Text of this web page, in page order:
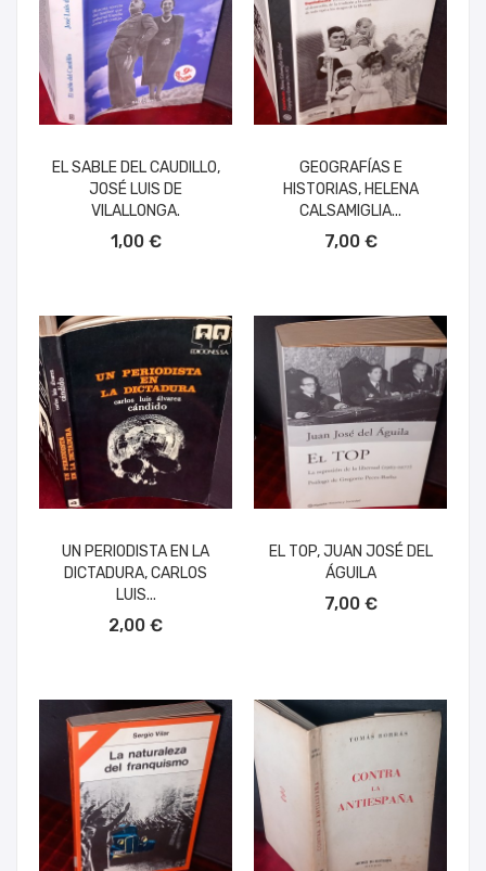
EL SABLE DEL CAUDILLO,
JOSÉ LUIS DE
VILALLONGA.
1,00 €
GEOGRAFÍAS E
HISTORIAS, HELENA
CALSAMIGLIA...
7,00 €
UN PERIODISTA EN LA
DICTADURA, CARLOS
LUIS...
2,00 €
EL TOP, JUAN JOSÉ DEL
ÁGUILA
7,00 €